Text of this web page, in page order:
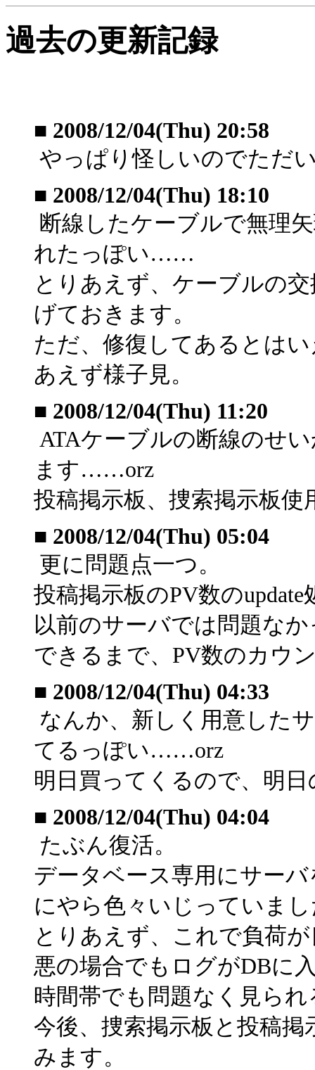
過去の更新記録
■ 2008/12/04(Thu) 20:58
やっぱり怪しいのでただ
■ 2008/12/04(Thu) 18:10
断線したケーブルで無理
れたっぽい……
とりあえず、ケーブルの
げておきます。
ただ、修復してあるとは
あえず様子見。
■ 2008/12/04(Thu) 11:20
ATAケーブルの断線のせ
ます……orz
投稿掲示板、捜索掲示板使
■ 2008/12/04(Thu) 05:04
更に問題点一つ。
投稿掲示板のPV数の
以前のサーバでは問題な
できるまで、PV数のカウ
■ 2008/12/04(Thu) 04:33
なんか、新しく用意した
てるっぽい……orz
明日買ってくるので、明
■ 2008/12/04(Thu) 04:04
たぶん復活。
データベース専用にサー
にやら色々いじっていま
とりあえず、これで負荷
悪の場合でもログがDBに
時間帯でも問題なく見ら
今後、捜索掲示板と投稿
みます。